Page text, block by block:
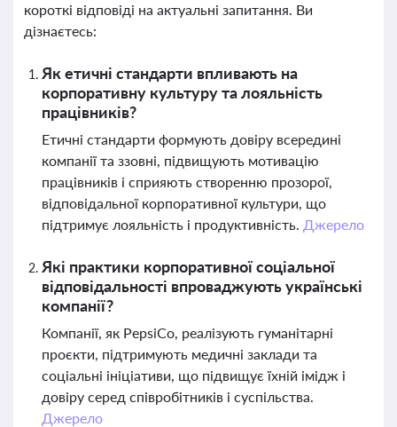
короткі відповіді на актуальні запитання. Ви
дізнаєтесь:
Як етичні стандарти впливають на
корпоративну культуру та лояльність
працівників?
Етичні стандарти формують довіру всередині
компанії та ззовні, підвищують мотивацію
працівників і сприяють створенню прозорої,
відповідальної корпоративної культури, що
підтримує лояльність і продуктивність. Джерело
Які практики корпоративної соціальної
відповідальності впроваджують українські
компанії?
Компанії, як PepsiCo, реалізують гуманітарні
проєкти, підтримують медичні заклади та
соціальні ініціативи, що підвищує їхній імідж і
довіру серед співробітників і суспільства.
Джерело